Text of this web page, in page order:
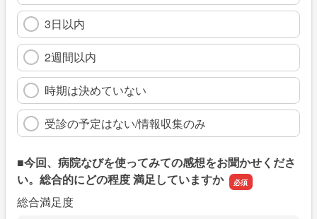
3日以内
2週間以内
時期は決めていない
受診の予定はない/情報収集のみ
■今回、病院なびを使ってみての感想をお聞かせくださ
い。総合的にどの程度 満足していますか
総合満足度